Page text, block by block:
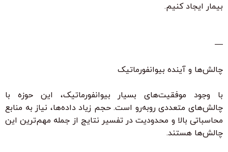
بیمار ایجاد کنیم.
—
چالش‌ها و آینده بیوانفورماتیک
با وجود موفقیت‌های بسیار بیوانفورماتیک، این حوزه با
چالش‌های متعددی روبه‌رو است. حجم زیاد داده‌ها، نیاز به منابع
محاسباتی بالا و محدودیت در تفسیر نتایج از جمله مهم‌ترین این
چالش‌ها هستند.